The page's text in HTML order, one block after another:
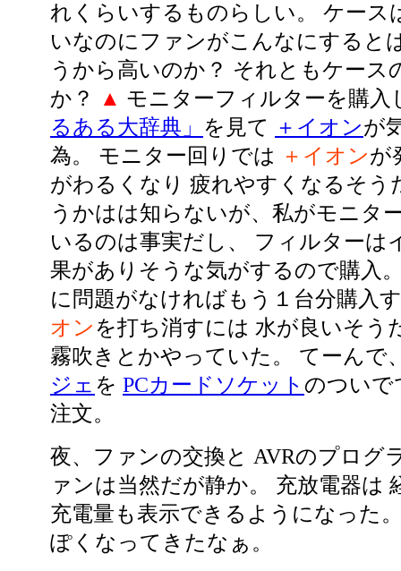
れくらいするものらしい。 ケース
いなのにファンがこんなにすると
うから高いのか？ それともケース
か？
▲ モニターフィルターを購
るある大辞典」 を見て ＋イオンが
為。 モニター回りでは ＋イオンが
がわるくなり 疲れやすくなるそう
うかはは知らないが、私がモニタ
いるのは事実だし、 フィルターは
果がありそうな気がするので購入
に問題がなければもう１台分購入
オンを打ち消すには 水が良いそう
霧吹きとかやっていた。 てーんで
ジェ を PCカードソケット のついで
注文。
夜、ファンの交換と AVRのプログ
ァンは当然だが静か。 充放電器は
充電量も表示できるようになった
ぽくなってきたなぁ。